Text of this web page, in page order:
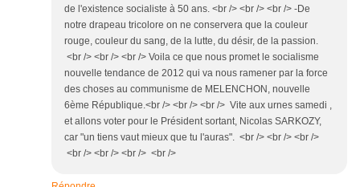
de l'existence socialiste à 50 ans. <br /> <br /> <br /> -De
notre drapeau tricolore on ne conservera que la couleur
rouge, couleur du sang, de la lutte, du désir, de la passion.
<br /> <br /> <br /> Voila ce que nous promet le socialisme
nouvelle tendance de 2012 qui va nous ramener par la force
des choses au communisme de MELENCHON, nouvelle
6ème République.<br /> <br /> <br /> Vite aux urnes samedi ,
et allons voter pour le Président sortant, Nicolas SARKOZY,
car "un tiens vaut mieux que tu l'auras". <br /> <br /> <br />
<br /> <br /> <br /> <br />